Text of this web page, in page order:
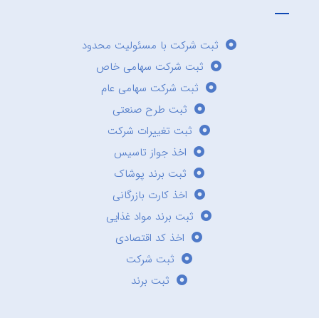
ثبت شرکت با مسئولیت محدود
ثبت شرکت سهامی خاص
ثبت شرکت سهامی عام
ثبت طرح صنعتی
ثبت تغییرات شرکت
اخذ جواز تاسیس
ثبت برند پوشاک
اخذ کارت بازرگانی
ثبت برند مواد غذایی
اخذ کد اقتصادی
ثبت شرکت
ثبت برند